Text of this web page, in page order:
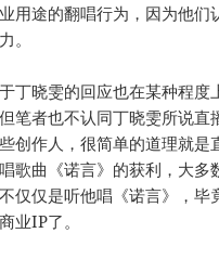
用途的翻唱行为，因为他们
。
丁晓雯的回应也在某种程度
笔者也不认同丁晓雯所说直
创作人，很简单的道理就是
歌曲《诺言》的获利，大多
仅仅是听他唱《诺言》，毕
业IP了。